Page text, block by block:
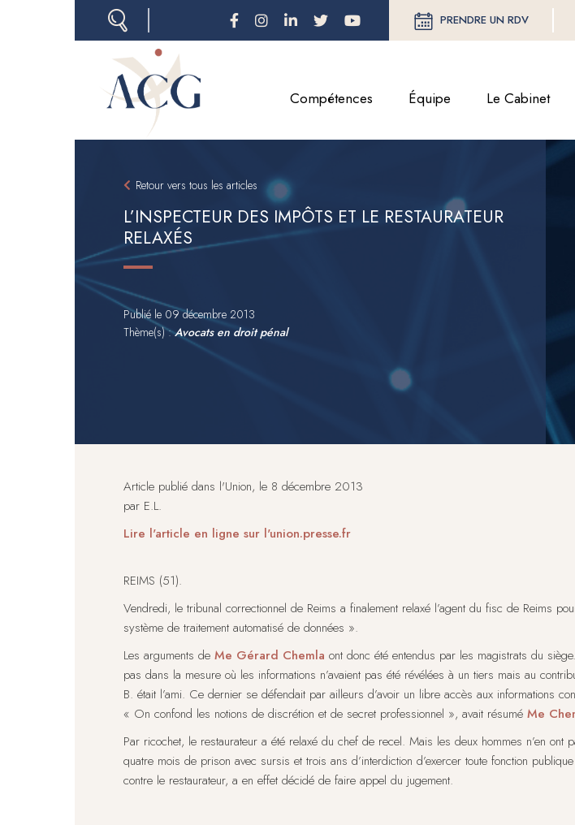
PRENDRE UN RDV
Compétences Équipe Le Cabinet
Retour vers tous les articles
L’INSPECTEUR DES IMPÔTS ET LE RESTAURATEUR
RELAXÉS
Publié le 09 décembre 2013
Thème(s) :Avocats en droit pénal
Article publié dans l'Union, le 8 décembre 2013
par E.L.
Lire l'article en ligne sur l'union.presse.fr
REIMS (51).
Vendredi, le tribunal correctionnel de Reims a finalement relaxé l’agent du fisc de Reims
système de traitement automatisé de données ».
Les arguments de Me Gérard Chemla ont donc été entendus par les magistrats du
pas dans la mesure où les informations n’avaient pas été révélées à un tiers mais au
B. était l’ami. Ce dernier se défendait par ailleurs d’avoir un libre accès aux informations
« On confond les notions de discrétion et de secret professionnel », avait résumé Me
Par ricochet, le restaurateur a été relaxé du chef de recel. Mais les deux hommes n’en
quatre mois de prison avec sursis et trois ans d’interdiction d’exercer toute fonction
contre le restaurateur, a en effet décidé de faire appel du jugement.